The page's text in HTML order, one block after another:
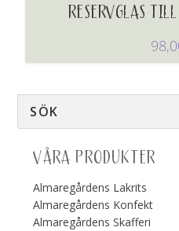
RESERVGLAS
VÅRA PRODUKTER
Almaregårdens Lakrits
Almaregårdens Konfekt
Almaregårdens Skafferi